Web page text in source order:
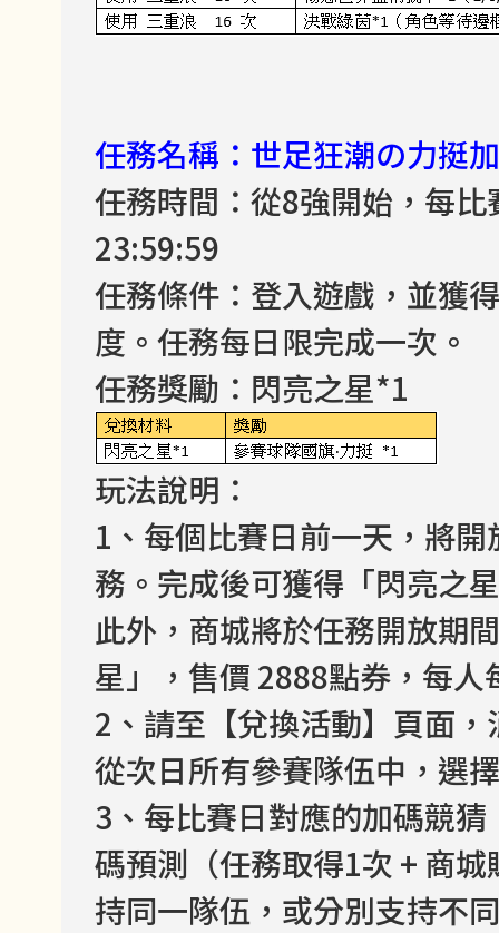
任務名稱：世足狂潮の力挺
任務時間：從8強開始，每
23:59:59
任務條件：登入遊戲，並獲
度。任務每日限完成一次。
任務獎勵：閃亮之星*1
玩法說明：
1、每個比賽日前一天，將
務。完成後可獲得「閃亮之
此外，商城將於任務開放期
星」，售價 2888點券，每人
2、請至【兌換活動】頁面
從次日所有參賽隊伍中，選
3、每比賽日對應的加碼競
碼預測（任務取得1次 + 商
持同一隊伍，或分別支持不